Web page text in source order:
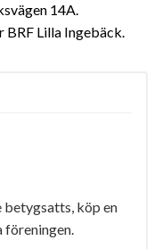
14A.
BRF Lilla Ingebäck.
betygsatts, köp en